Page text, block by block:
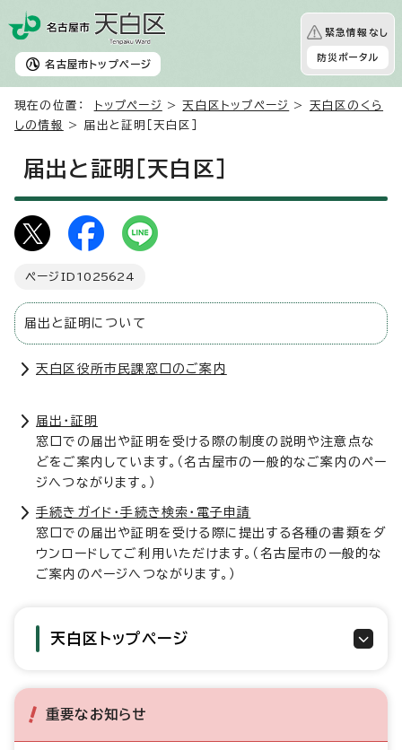
名古屋市 トップページ
緊急情報なし
防災ポータル
現在の位置： トップページ >天白区トップページ > 天白区のくら
しの情報
> 届出と証明［天白区］
届出と証明［天白区］
ページID 1025624
届出と証明について
天白区役所市民課窓口のご案内
届出・証明
窓口での届出や証明を受ける際の制度の説明や注意点な
どをご案内しています。（名古屋市の一般的なご案内のペー
ジへつながります。）
手続きガイド・手続き検索・電子申請
窓口での届出や証明を受ける際に提出する各種の書類をダ
ウンロードしてご利用いただけます。（名古屋市の一般的な
ご案内のページへつながります。）
天白区トップページ
重要なお知らせ